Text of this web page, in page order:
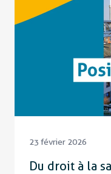
23 février 2026
Du droit à la